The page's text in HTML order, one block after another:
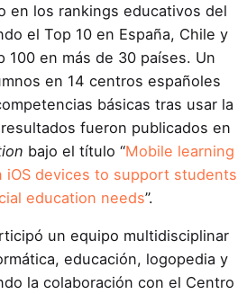
en los rankings educativos del
el Top 10 en España, Chile y
100 en más de 30 países. Un
en 14 centros españoles
básicas tras usar la
fueron publicados en
bajo el título “Mobile learning
iOS devices to support students
education needs”.
un equipo multidisciplinar
educación, logopedia y
la colaboración con el Centro